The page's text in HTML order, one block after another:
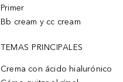
Primer
Bb cream y cc cream
TEMAS PRINCIPALES
Crema con ácido hialurónico